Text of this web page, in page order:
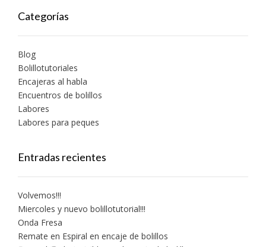
Categorías
Blog
Bolillotutoriales
Encajeras al habla
Encuentros de bolillos
Labores
Labores para peques
Entradas recientes
Volvemos!!!
Miercoles y nuevo bolillotutorial!!!
Onda Fresa
Remate en Espiral en encaje de bolillos